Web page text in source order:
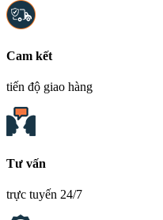
Cam kết
tiến độ giao hàng
Tư vấn
trực tuyến 24/7